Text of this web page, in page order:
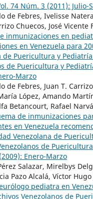
74 Núm. 3 (2011): Julio-
de Febres, Ivelisse
Chuecos, José Vicente
inmunizaciones en
en Venezuela para
de Puericultura y Pediatría
de Puericultura y
Marzo
de Febres, Juan T.
López, Amando
Betancourt, Rafael
de inmunizaciones
en Venezuela
Venezolana de
de
Enero-Marzo
Salazar, Mirelbys
Pazo Alcalá, Víctor Hugo
pediatra en
Venezolanos de